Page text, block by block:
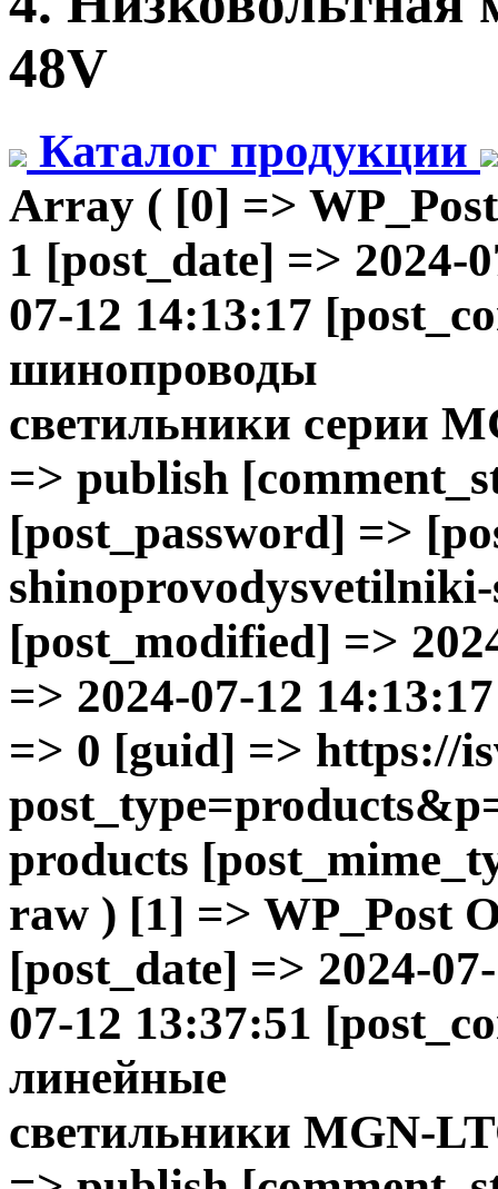
48V
Каталог продукции
Array ( [0] =>
1 [post_date] => 2024-
07-12 14:13:17
шинопроводы
светильники серии
=> publish
[post_password] =>
[post_modified] =>
=> 2024-07-12
=> 0 [guid] => https://
products
raw ) [1] => WP_Post
[post_date] => 2024-
07-12 13:37:51
линейные
светильники MGN-